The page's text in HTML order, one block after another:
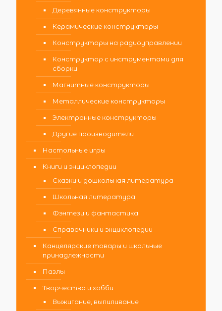
Деревянные конструкторы
Керамические конструкторы
Конструкторы на радиоуправлении
Конструктор с инструментами для
сборки
Магнитные конструкторы
Металлические конструкторы
Электронные конструкторы
Другие производители
Настольные игры
Книги и энциклопедии
Сказки и дошкольная литература
Школьная литература
Фэнтези и фантастика
Справочники и энциклопедии
Канцелярские товары и школьные
принадлежности
Пазлы
Творчество и хобби
Выжигание, выпиливание